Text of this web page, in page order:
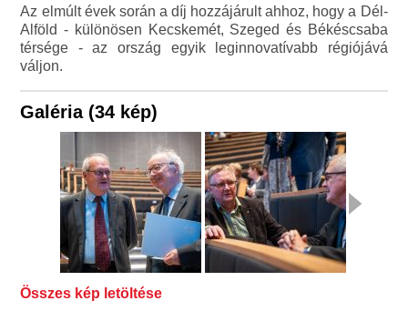
Az elmúlt évek során a díj hozzájárult ahhoz, hogy a Dél-
Alföld - különösen Kecskemét, Szeged és Békéscsaba
térsége - az ország egyik leginnovatívabb régiójává
váljon.
Galéria (34 kép)
Összes kép letöltése